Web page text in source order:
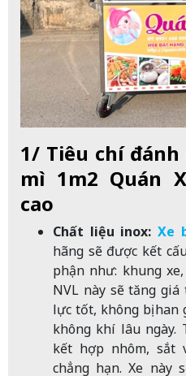
1/ Tiêu chí
mì 1m2 Quán
cao
Chất liệu inox: Xe
hãng sẽ được kết
phận như: khung
NVL này sẽ tăng giá
lực tốt, không bị han
không khí lâu ngày.
kết hợp nhôm, sắt
chẳng hạn. Xe này